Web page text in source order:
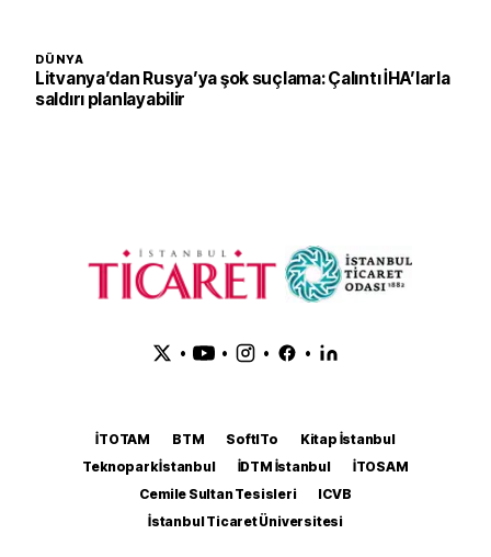
DÜNYA
Litvanya’dan Rusya’ya şok suçlama: Çalıntı İHA’larla
saldırı planlayabilir
• • • •
İTOTAM BTM SoftITo
Kitap İstanbul
Teknopark İstanbul
İDTM İstanbul
İTOSAM
Cemile Sultan Tesisleri
ICVB
İstanbul Ticaret Üniversitesi